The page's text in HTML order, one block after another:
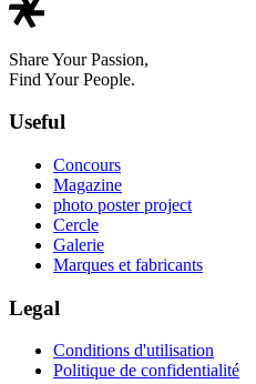
Share Your Passion,
Find Your People.
Useful
Concours
Magazine
photo poster project
Cercle
Galerie
Marques et fabricants
Legal
Conditions d'utilisation
Politique de confidentialité